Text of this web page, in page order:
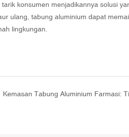
konsumen menjadikannya solusi
ulang, tabung aluminium dapat
lingkungan.